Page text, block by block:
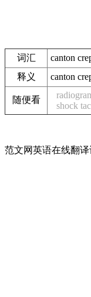
词汇
canton
释义
canton
随便看
shock
范文网英语在线翻